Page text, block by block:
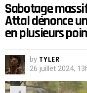
Sabotage
Attal dénonce
en plusieurs
by TYLER
26 juillet 2024,